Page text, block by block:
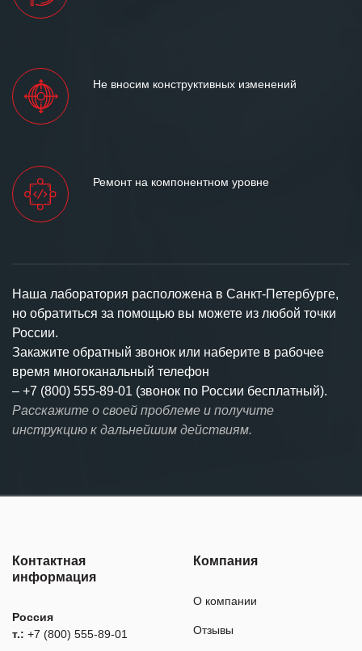
Не вносим конструктивных изменений
Ремонт на компонентном уровне
Наша лаборатория расположена в Санкт-Петербурге,
но обратиться за помощью вы можете из любой точки
России.
Закажите обратный звонок или наберите в рабочее
время многоканальный телефон
– +7 (800) 555-89-01 (звонок по России бесплатный).
Расскажите о своей проблеме и получите
инструкцию к дальнейшим действиям.
Контактная
информация
Россия
т.: +7 (800) 555-89-01
Компания
О компании
Отзывы